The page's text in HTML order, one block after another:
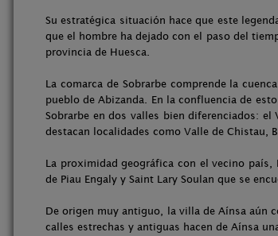
Su estratégica situación hace que este
que el hombre ha dejado con el paso del
provincia de Huesca.
La comarca de Sobrarbe comprende la
pueblo de Abizanda. En la confluencia de
Sobrarbe en dos valles bien diferenciados:
destacan localidades como Valle de Chistau,
La proximidad geográfica con el vecino
de Piau Engaly y Saint Lary Soulan que se
De origen muy antiguo, la villa de Aínsa aún
calles estrechas y antiguas hacen de Aínsa